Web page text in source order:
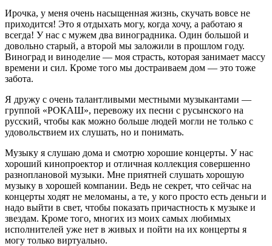
Ирочка, у меня очень насыщенная жизнь, скучать вовсе не
приходится! Это я отдыхать могу, когда хочу, а работаю я
всегда! У нас с мужем два виноградника. Один большой и
довольно старый, а второй мы заложили в прошлом году.
Виноград и виноделие — моя страсть, которая занимает массу
времени и сил. Кроме того мы достраиваем дом — это тоже
забота.
Я дружу с очень талантливыми местными музыкантами —
группой «РОКАШ», перевожу их песни с русынского на
русский, чтобы как можно больше людей могли не только с
удовольствием их слушать, но и понимать.
Музыку я слушаю дома и смотрю хорошие концерты. У нас
хороший кинопроектор и отличная коллекция совершенно
разноплановой музыки. Мне приятней слушать хорошую
музыку в хорошей компании. Ведь не секрет, что сейчас на
концерты ходят не меломаны, а те, у кого просто есть деньги и
надо выйти в свет, чтобы показать причастность к музыке и
звездам. Кроме того, многих из моих самых любимых
исполнителей уже нет в живых и пойти на их концерты я
могу только виртуально.